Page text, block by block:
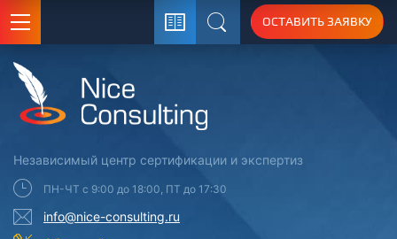
Поиск
ОСТАВИТЬ ЗАЯВКУ
Независимый центр сертификации и экспертиз
ПН-ЧТ с 9:00 до 18:00, ПТ до 17:30
info@nice-consulting.ru